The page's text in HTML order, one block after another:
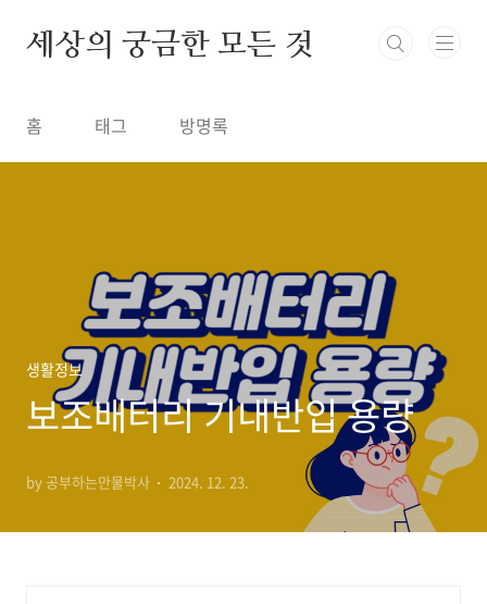
세상의 궁금한 모든 것
홈 태그 방명록
생활정보
보조배터리 기내반입 용량
by 공부하는만물박사 2024. 12. 23.